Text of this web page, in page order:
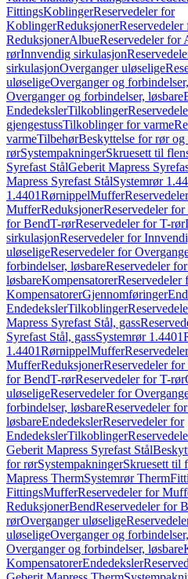
FittingsKoblingerReservedeler for
KoblingerReduksjonerReservedeler
ReduksjonerAlbueReservedeler for
rørInnvendig sirkulasjon
sirkulasjonOverganger uløselige
uløseligeOverganger og
Overganger og forbindelser, løsbare
EndedekslerTilkoblinger
gjengestussTilkoblinger for varme
varmeTilbehørBeskyttelse for rør
rørSystempakningerSkruesett til
Syrefast StålGeberit Mapress
Mapress Syrefast StålSystemrør
1.4401RørnippelMuffer
MufferReduksjonerReservedeler
for BendT-rørReservedeler for T-rør
sirkulasjonReservedeler for
uløseligeReservedeler for
forbindelser, løsbareReservedeler
løsbareKompensatorerReservedeler
KompensatorerGjennomføringer
EndedekslerTilkoblinger
Mapress Syrefast Stål, gass
Syrefast Stål, gassSystemrør 1.4401
1.4401RørnippelMuffer
MufferReduksjonerReservedeler
for BendT-rørReservedeler for T-rør
uløseligeReservedeler for
forbindelser, løsbareReservedeler
løsbareEndedekslerReservedeler for
EndedekslerTilkoblinger
Geberit Mapress Syrefast Stål
for rørSystempakningerSkruesett til
Mapress ThermSystemrør Therm
FittingsMufferReservedeler for
ReduksjonerBendReservedeler for
rørOverganger uløselige
uløseligeOverganger og
Overganger og forbindelser, løsbare
KompensatorerEndedeksler